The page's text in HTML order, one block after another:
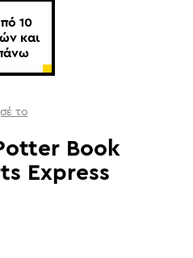
10
και
το
Book
Express